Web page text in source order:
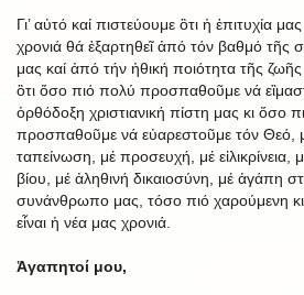
Γι’ αὐτό καί πιστεύουμε ὃτι ἡ ἐπιτυχία
χρονιά θά ἐξαρτηθεῖ ἀπό τόν βαθμό τῆς
μας καί ἀπό τήν ἠθική ποιότητα τῆς
ὃτι ὅσο πιό πολύ προσπαθοῦμε νά
ὀρθόδοξη χριστιανική πίστη μας κι ὅσο
προσπαθοῦμε νά εὐαρεστοῦμε τόν Θεό,
ταπείνωση, μέ προσευχή, μέ εἰλικρίνεια,
βίου, μέ ἀληθινή δικαιοσύνη, μέ ἀγάπη
συνάνθρωπο μας, τόσο πιό χαρούμενη κι
εἶναι ἡ νέα μας χρονιά.
Ἀγαπητοί μου,